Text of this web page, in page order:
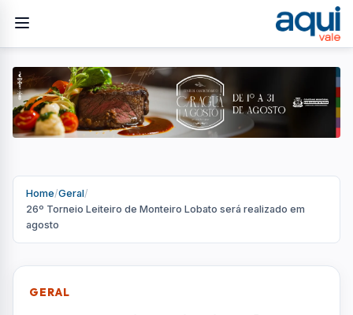
Home/Geral/
26º Torneio Leiteiro de Monteiro Lobato será realizado em
agosto
GERAL